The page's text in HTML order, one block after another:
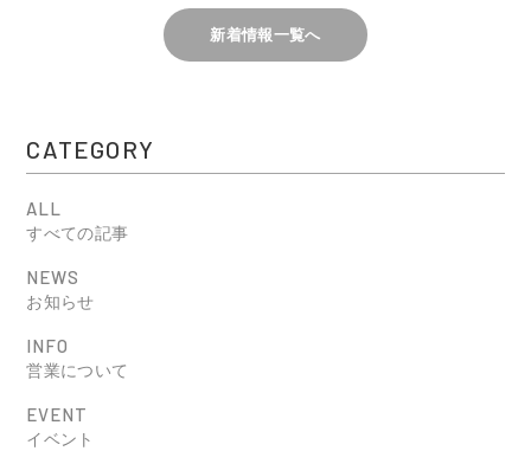
新着情報一覧へ
CATEGORY
ALL
すべての記事
NEWS
お知らせ
INFO
営業について
EVENT
イベント